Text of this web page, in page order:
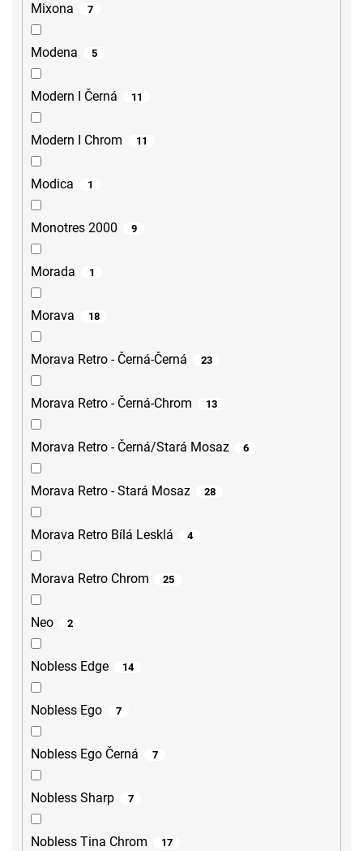
Mixona 7
Modena 5
Modern I Černá 11
Modern I Chrom 11
Modica 1
Monotres 2000 9
Morada 1
Morava 18
Morava Retro - Černá-Černá 23
Morava Retro - Černá-Chrom 13
Morava Retro - Černá/Stará Mosaz 6
Morava Retro - Stará Mosaz 28
Morava Retro Bílá Lesklá 4
Morava Retro Chrom 25
Neo 2
Nobless Edge 14
Nobless Ego 7
Nobless Ego Černá 7
Nobless Sharp 7
Nobless Tina Chrom 17